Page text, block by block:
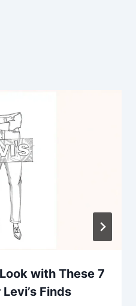
with These 7
Finds